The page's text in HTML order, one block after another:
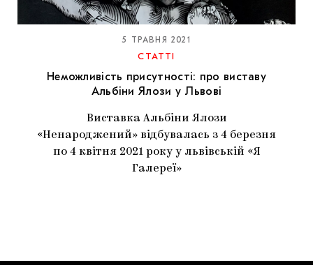
МАРІУПОЛЬСЬКІ МАРГІНАЛІЇ
ДОСЛІДНИЦЬКА ПЛАТФОРМА
CARPATHIAN CULT ПРО РІЗДВЯНІ СВЯТА
5 ТРАВНЯ 2021
СТАТТІ
Неможливість присутності: про виставу
Альбіни Ялози у Львові
Виставка Альбіни Ялози
«Ненароджений» відбувалась з 4 березня
по 4 квітня 2021 року у львівській «Я
Галереї»